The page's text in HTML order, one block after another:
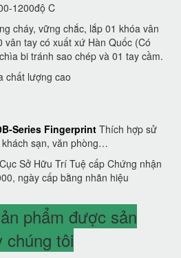
1200độ C
cháy, vững chắc, lắp 01 khóa vân
vân tay có xuất xứ Hàn Quốc (Có
bi tránh sao chép và 01 tay cầm.
chất lượng cao
Series Fingerprint Thích hợp sử
sạn, văn phòng…
Sở Hữu Trí Tuệ cấp Chứng nhận
ngày cấp bằng nhãn hiệu
phẩm được sản
chúng tôi